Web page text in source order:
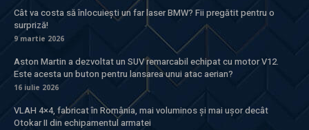
Cât va costa să înlocuiești un far laser BMW? Fii pregătit pentru o
surpriză!
9 martie 2026
Aston Martin a dezvoltat un SUV remarcabil echipat cu motor V12.
Este acesta un buton pentru lansarea unui atac aerian?
16 iulie 2026
VLAH 4×4, fabricat în România, mai voluminos și mai ușor decât
Otokar II din echipamentul armatei